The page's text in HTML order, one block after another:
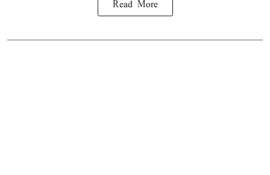
Read More